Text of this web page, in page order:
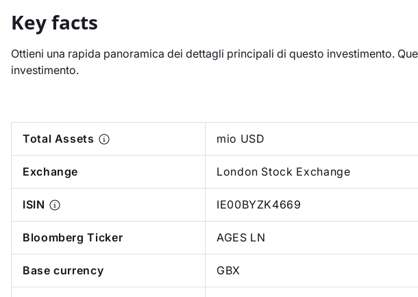
Key facts
Ottieni una rapida panoramica dei dettagli principali di questo investimento.
investimento.
Total Assets mio USD
Exchange London Stock Exchange
ISIN IE00BYZK4669
Bloomberg Ticker AGES LN
Base currency GBX